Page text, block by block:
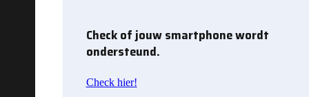
Check of jouw smartphone wordt
ondersteund.
Check hier!